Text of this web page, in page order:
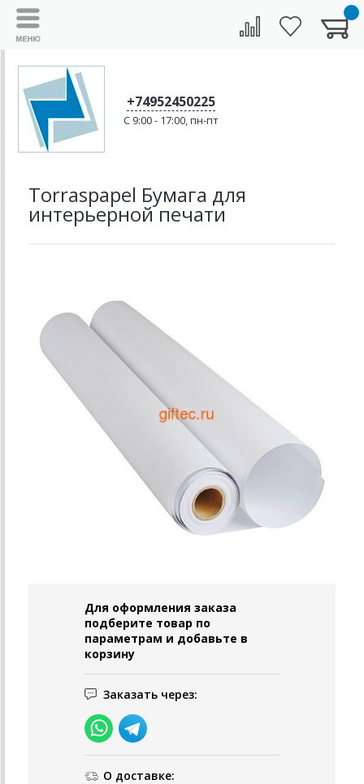
+74952450225
C 9:00 - 17:00, пн-пт
Torraspapel Бумага для
интерьерной печати
Для оформления заказа
подберите товар по
параметрам и добавьте в
корзину
Заказать через:
О доставке: